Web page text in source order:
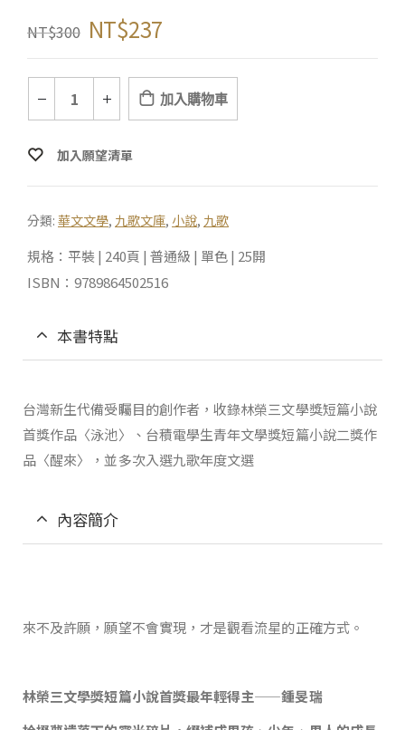
NT$300 NT$237
加入購物車
加入願望清單
分類: 華文文學, 九歌文庫, 小說, 九歌
規格：平裝 | 240頁 | 普通級 | 單色 | 25開
ISBN：9789864502516
本書特點
台灣新生代備受矚目的創作者，收錄林榮三文學獎短篇小說
首獎作品〈泳池〉、台積電學生青年文學獎短篇小說二獎作
品〈醒來〉，並多次入選九歌年度文選
內容簡介
來不及許願，願望不會實現，才是觀看流星的正確方式。
林榮三文學獎短篇小說首獎最年輕得主——鍾旻瑞